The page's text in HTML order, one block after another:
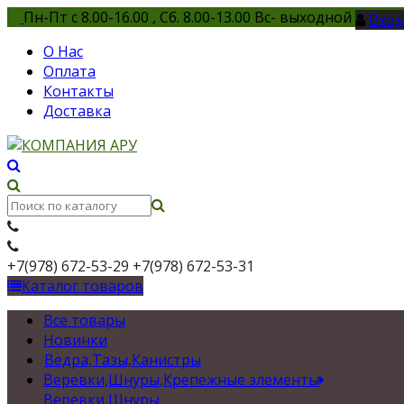
Пн-Пт с 8.00-16.00 , Сб. 8.00-13.00 Вс- выходной Вход
О Нас
Оплата
Контакты
Доставка
+7(978) 672-53-29 +7(978) 672-53-31
Каталог товаров
Все товары
Новинки
Ведра,Тазы,Канистры
Веревки,Шнуры,Крепежные элементы
Веревки,Шнуры